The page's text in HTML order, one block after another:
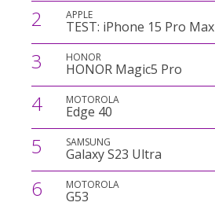
2 APPLE
TEST: iPhone 15 Pro Max
3 HONOR
HONOR Magic5 Pro
4 MOTOROLA
Edge 40
5 SAMSUNG
Galaxy S23 Ultra
6 MOTOROLA
G53